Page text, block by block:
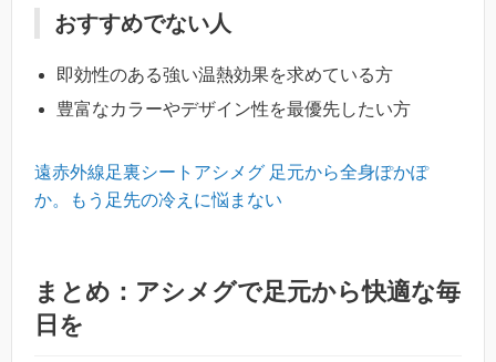
おすすめでない人
即効性のある強い温熱効果を求めている方
豊富なカラーやデザイン性を最優先したい方
遠赤外線足裏シートアシメグ 足元から全身ぽかぽ
か。もう足先の冷えに悩まない
まとめ：アシメグで足元から快適な毎
日を